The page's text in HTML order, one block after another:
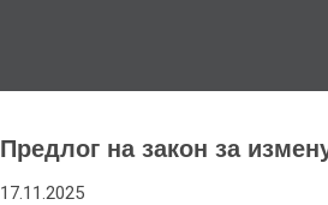
Предлог на закон за
17.11.2025